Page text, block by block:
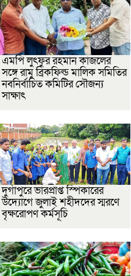
এমপি লুৎফুর রহমান কাজলের
সঙ্গে রামু ব্রিকফিল্ড মালিক সমিতির
নবনির্বাচিত কমিটির সৌজন্য
সাক্ষাৎ
দুর্গাপুরে ভারপ্রাপ্ত স্পিকারের
উদ্যোগে জুলাই শহীদদের স্মরণে
বৃক্ষরোপণ কর্মসূচি